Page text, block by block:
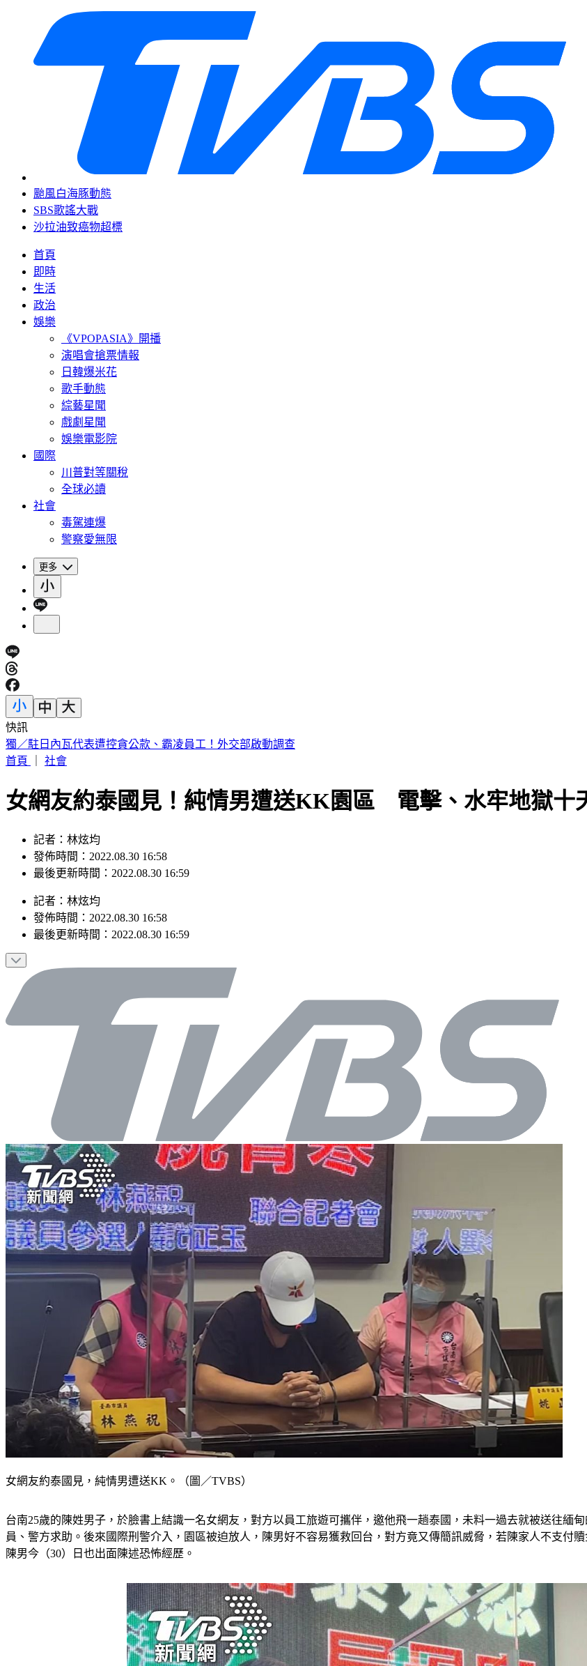
颱風白海豚動態
SBS歌謠大戰
沙拉油致癌物超標
首頁
即時
生活
政治
娛樂
《VPOPASIA》開播
演唱會搶票情報
日韓爆米花
歌手動態
綜藝星聞
戲劇星聞
娛樂電影院
國際
川普對等關稅
全球必讀
社會
毒駕連爆
警察愛無限
更多
快訊
特斯拉飆撞13車險衝入光華夜市 基金會董座「捨賓士擋劫」
首頁
社會
女網友約泰國見！純情男遭送KK園區 電擊、水牢地獄十
記者：林炫均
發佈時間：2022.08.30 16:58
最後更新時間：2022.08.30 16:59
記者 ： 林炫均
發佈時間： 2022.08.30 16:58
最後更新時間： 2022.08.30 16:59
女網友約泰國見，純情男遭送KK。（圖／TVBS）
台南25歲的陳姓男子，於臉書上結識一名女網友，對方以員工旅遊可攜伴，邀他飛一趟泰國，未料一過去就被送往緬
員、警方求助。後來國際刑警介入，園區被迫放人，陳男好不容易獲救回台，對方竟又傳簡訊威脅，若陳家人不支付
陳男今（30）日也出面陳述恐怖經歷。